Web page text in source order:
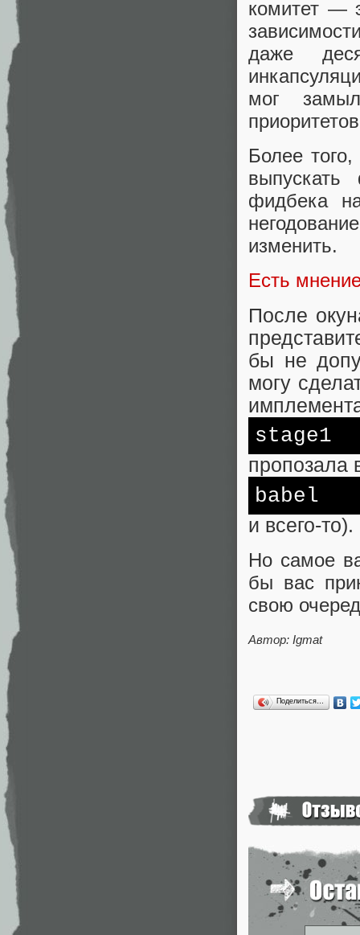
комитет —
даже
мог
Более
фидбека
изменить.
Есть
После
бы не
могу
stage1
пропозала
babel
и всего-то).
Но самое
бы вас
свою
Автор: Igmat
Поделиться…